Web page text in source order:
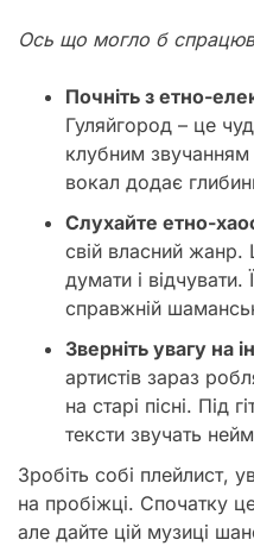
Ось що могло б
Почніть з етно-
Гуляйгород – це
клубним звучанням
вокал додає
Слухайте етно-
свій власний
думати і відчувати.
справжній
Зверніть увагу на
артистів зараз
на старі пісні. Під
тексти звучать
Зробіть собі плейлист,
на пробіжці. Спочатку
але дайте цій музиці